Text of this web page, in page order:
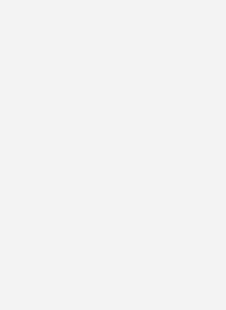
dazu führen, dass die
Darauf weist Nina Scheer, umwelt-
der SPD-Fraktion im Bundestag, hin.
wie er geleakt wurde, ab. Denn die
würde den
und damit die Klimaschutzziele
kann und darf aber auf
betont Nina Scheer.
sieht andere
den Vereinbarungen
dem ebenfalls schon geleakten